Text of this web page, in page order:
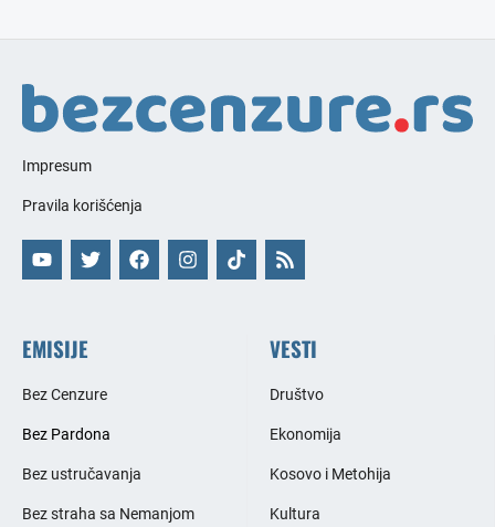
Impresum
Pravila korišćenja
EMISIJE
Bez Cenzure
Bez Pardona
Bez ustručavanja
Bez straha sa Nemanjom
VESTI
Društvo
Ekonomija
Kosovo i Metohija
Kultura